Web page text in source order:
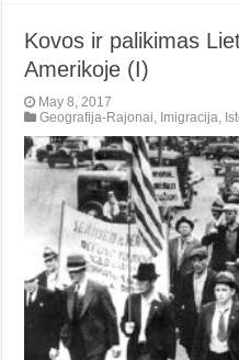
Kovos ir palikimas
Amerikoje (I)
May 8, 2017
Geografija-Rajonai, Imigracija,